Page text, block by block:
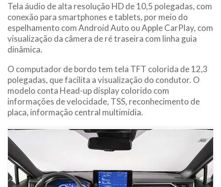
Tela áudio de alta resolução HD de 10,5 polegadas, com
conexão para smartphones e tablets, por meio do
espelhamento com Android Auto ou Apple CarPlay, com
visualização da câmera de ré traseira com linha guia
dinâmica.
O computador de bordo tem tela TFT colorida de 12,3
polegadas, que facilita a visualização do condutor. O
modelo conta Head-up display colorido com
informações de velocidade, TSS, reconhecimento de
placa, informação central multimídia.